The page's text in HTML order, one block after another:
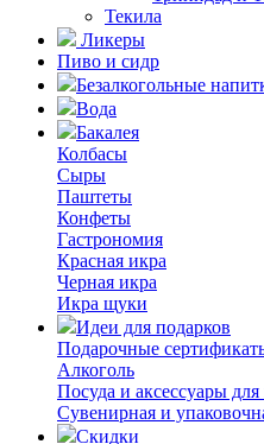
Текила
Ликеры
Пиво и сидр
Безалкогольные
Вода
Бакалея
Колбасы
Сыры
Паштеты
Конфеты
Гастрономия
Красная икра
Черная икра
Икра щуки
Идеи для подарков
Подарочные
Алкоголь
Посуда и аксессуары для
Сувенирная и
Скидки